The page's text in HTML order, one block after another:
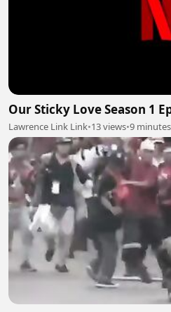
Our Sticky Love Season 1
Lawrence Link Link•13 views•9